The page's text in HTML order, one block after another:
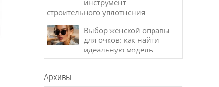
инструмент
строительного уплотнения
Выбор женской оправы
для очков: как найти
идеальную модель
Архивы